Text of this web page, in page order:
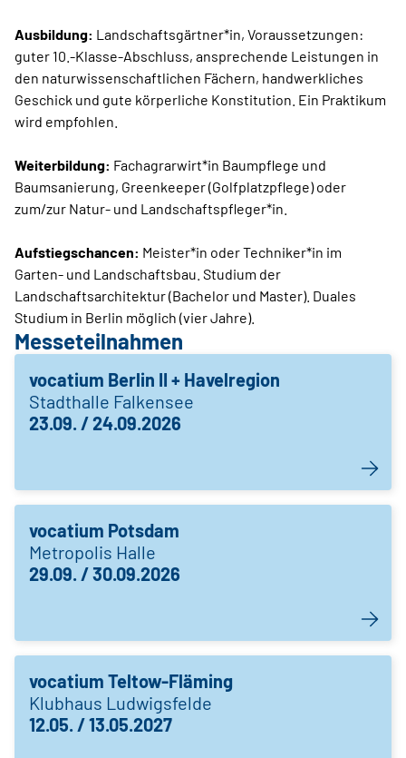
Ausbildung: Landschaftsgärtner*in, Voraussetzungen:
guter 10.-Klasse-Abschluss, ansprechende Leistungen in
den naturwissenschaftlichen Fächern, handwerkliches
Geschick und gute körperliche Konstitution. Ein Praktikum
wird empfohlen.
Weiterbildung: Fachagrarwirt*in Baumpflege und
Baumsanierung, Greenkeeper (Golfplatzpflege) oder
zum/zur Natur- und Landschaftspfleger*in.
Aufstiegschancen: Meister*in oder Techniker*in im
Garten- und Landschaftsbau. Studium der
Landschaftsarchitektur (Bachelor und Master). Duales
Studium in Berlin möglich (vier Jahre).
Messeteilnahmen
vocatium Berlin II + Havelregion
Stadthalle Falkensee
23.09. / 24.09.2026
vocatium Potsdam
Metropolis Halle
29.09. / 30.09.2026
vocatium Teltow-Fläming
Klubhaus Ludwigsfelde
12.05. / 13.05.2027